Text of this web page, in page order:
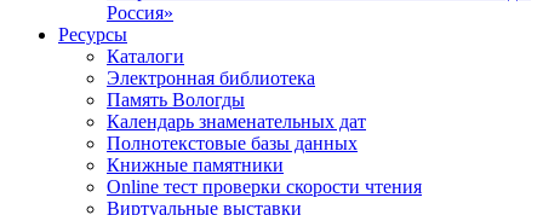
Россия»
Ресурсы
Каталоги
Электронная библиотека
Память Вологды
Календарь знаменательных дат
Полнотекстовые базы данных
Книжные памятники
Online тест проверки скорости чтения
Виртуальные выставки